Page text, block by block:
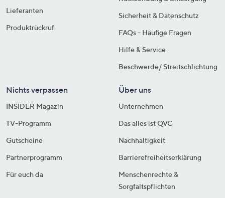
Lieferanten
Produktrückruf
Sicherheit & Datenschutz
FAQs - Häufige Fragen
Hilfe & Service
Beschwerde/ Streitschlichtung
Nichts verpassen
INSIDER Magazin
TV-Programm
Gutscheine
Partnerprogramm
Für euch da
Über uns
Unternehmen
Das alles ist QVC
Nachhaltigkeit
Barrierefreiheitserklärung
Menschenrechte &
Sorgfaltspflichten